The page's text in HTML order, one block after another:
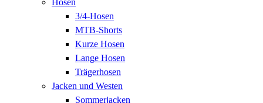
3/4-Hosen
MTB-Shorts
Kurze Hosen
Lange Hosen
Trägerhosen
Jacken und Westen
Sommerjacken